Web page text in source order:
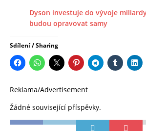
Dyson investuje do vývoje
budou opravovat samy
Sdílení / Sharing
Reklama/Advertisement
Žádné související příspěvky.